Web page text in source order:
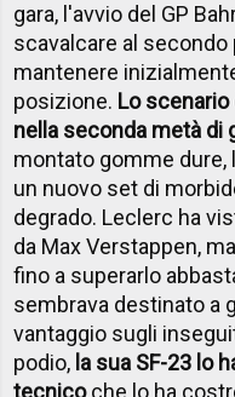
gara, l'avvio del GP
scavalcare al
mantenere
posizione. Lo
nella seconda metà di
montato gomme dure,
un nuovo set di
degrado. Leclerc ha
da Max Verstappen,
fino a superarlo
sembrava destinato a
vantaggio sugli
podio, la sua SF-23 lo